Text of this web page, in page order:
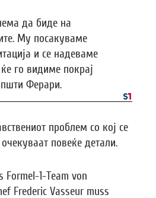
да биде на
Му посакуваме
и се надеваме
го видиме покрај
Ферари.
проблем со кој се
повеќе детали.
Formel-1-Team von
Frederic Vasseur muss